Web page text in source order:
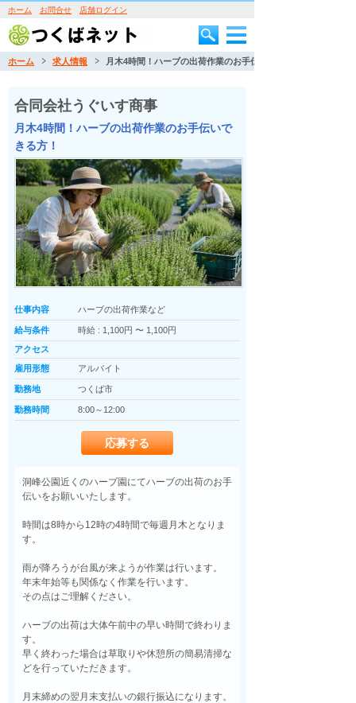
ホーム お問合せ 店舗ログイン
ホーム 求人情報 月木4時間！ハーブの出荷作業のお手伝いできる方！
合同会社うぐいす商事
月木4時間！ハーブの出荷作業のお手伝いで
きる方！
仕事内容 ハーブの出荷作業など
給与条件
時給 : 1,100円 〜 1,100円
アクセス
雇用形態
アルバイト
勤務地 つくば市
勤務時間 8:00～12:00
応募する
洞峰公園近くのハーブ園にてハーブの出荷のお手
伝いをお願いいたします。
時間は8時から12時の4時間で毎週月木となりま
す。
雨が降ろうが台風が来ようが作業は行います。
年末年始等も関係なく作業を行います。
その点はご理解ください。
ハーブの出荷は大体午前中の早い時間で終わりま
す。
早く終わった場合は草取りや休憩所の簡易清掃な
どを行っていただきます。
月末締めの翌月末支払いの銀行振込になります。